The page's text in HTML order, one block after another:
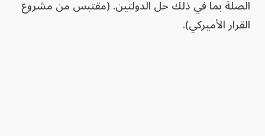
الصلة بما في ذلك حل الدولتين. (مقتبس من مشروع
القرار الأميركي).